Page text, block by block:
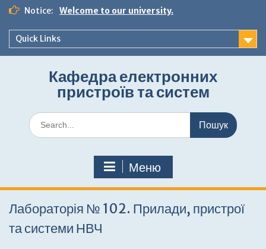
Перейти
вмісту
Notice: Welcome to our university.
Quick Links
Кафедра електронних
пристроїв та систем
Шукати:
Меню
Лабораторія № 102. Прилади, пристрої
та системи НВЧ